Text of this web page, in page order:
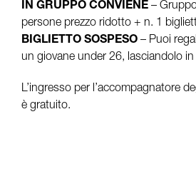
IN GRUPPO CONVIENE –
persone prezzo ridotto + n. 1
BIGLIETTO SOSPESO – Puoi
un giovane under 26, lasciandolo
L’ingresso per l’accompagnatore
è gratuito.